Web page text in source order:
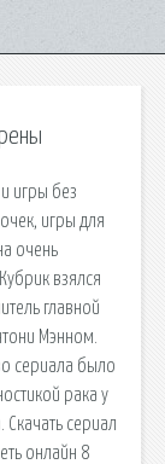
игры без
игры для
очень
взялся
главной
Мэнном.
сериала было
рака у
сериал
онлайн 8